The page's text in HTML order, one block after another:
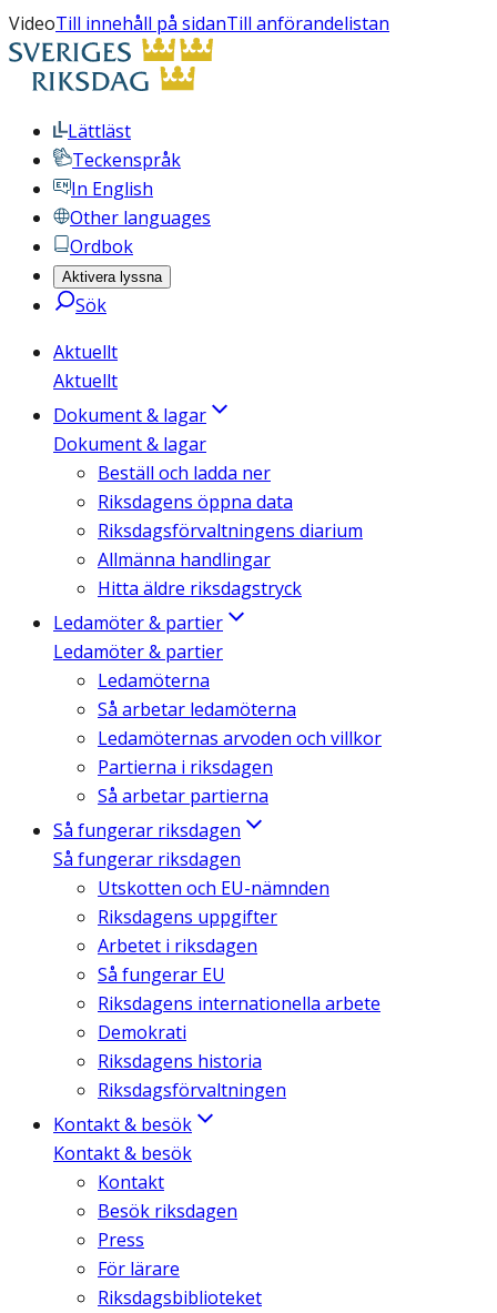
VideoTill innehåll på sidanTill anförandelistan
Lättläst
Teckenspråk
In English
Other languages
Ordbok
Aktivera lyssna
Sök
Aktuellt
Aktuellt
Dokument & lagar
Dokument & lagar
Beställ och ladda ner
Riksdagens öppna data
Riksdagsförvaltningens diarium
Allmänna handlingar
Hitta äldre riksdagstryck
Ledamöter & partier
Ledamöter & partier
Ledamöterna
Så arbetar ledamöterna
Ledamöternas arvoden och villkor
Partierna i riksdagen
Så arbetar partierna
Så fungerar riksdagen
Så fungerar riksdagen
Utskotten och EU-nämnden
Riksdagens uppgifter
Arbetet i riksdagen
Så fungerar EU
Riksdagens internationella arbete
Demokrati
Riksdagens historia
Riksdagsförvaltningen
Kontakt & besök
Kontakt & besök
Kontakt
Besök riksdagen
Press
För lärare
Riksdagsbiblioteket